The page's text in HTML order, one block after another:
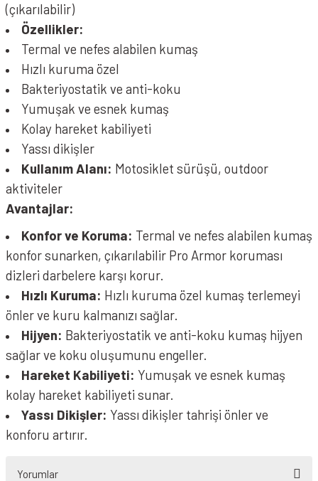
(çıkarılabilir)
Özellikler:
Termal ve nefes alabilen kumaş
Hızlı kuruma özel
Bakteriyostatik ve anti-koku
Yumuşak ve esnek kumaş
Kolay hareket kabiliyeti
Yassı dikişler
Kullanım Alanı: Motosiklet sürüşü, outdoor
aktiviteler
Avantajlar:
Konfor ve Koruma: Termal ve nefes alabilen kumaş
konfor sunarken, çıkarılabilir Pro Armor koruması
dizleri darbelere karşı korur.
Hızlı Kuruma: Hızlı kuruma özel kumaş terlemeyi
önler ve kuru kalmanızı sağlar.
Hijyen: Bakteriyostatik ve anti-koku kumaş hijyen
sağlar ve koku oluşumunu engeller.
Hareket Kabiliyeti: Yumuşak ve esnek kumaş
kolay hareket kabiliyeti sunar.
Yassı Dikişler: Yassı dikişler tahrişi önler ve
konforu artırır.
Yorumlar